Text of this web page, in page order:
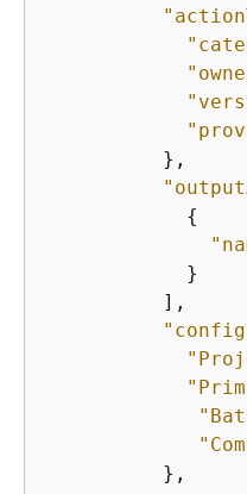
          },
{
            }
          ],
          },